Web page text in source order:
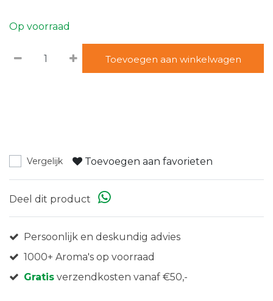
Op voorraad
Toevoegen aan winkelwagen
Vergelijk Toevoegen aan favorieten
Deel dit product
Persoonlijk en deskundig advies
1000+ Aroma's op voorraad
Gratis verzendkosten vanaf €50,-